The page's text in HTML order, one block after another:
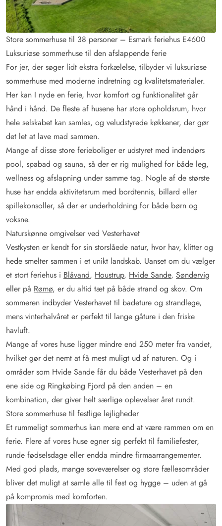
Store sommerhuse til 38 personer – Esmark feriehus E4600
Luksuriøse sommerhuse til den afslappende ferie
For jer, der søger lidt ekstra forkælelse, tilbyder vi luksuriøse
sommerhuse med moderne indretning og kvalitetsmaterialer.
Her kan I nyde en ferie, hvor komfort og funktionalitet går
hånd i hånd. De fleste af husene har store opholdsrum, hvor
hele selskabet kan samles, og veludstyrede køkkener, der gør
det let at lave mad sammen.
Mange af disse store ferieboliger er udstyret med indendørs
pool, spabad og sauna, så der er rig mulighed for både leg,
wellness og afslapning under samme tag. Nogle af de største
huse har endda aktivitetsrum med bordtennis, billard eller
spillekonsoller, så der er underholdning for både børn og
voksne.
Naturskønne omgivelser ved Vesterhavet
Vestkysten er kendt for sin storslåede natur, hvor hav, klitter og
hede smelter sammen i et unikt landskab. Uanset om du vælger
et stort feriehus i Blåvand, Houstrup, Hvide Sande, Søndervig
eller på Rømø, er du altid tæt på både strand og skov. Om
sommeren indbyder Vesterhavet til badeture og strandlege,
mens vinterhalvåret er perfekt til lange gåture i den friske
havluft.
Mange af vores huse ligger mindre end 250 meter fra vandet,
hvilket gør det nemt at få mest muligt ud af naturen. Og i
områder som Hvide Sande får du både Vesterhavet på den
ene side og Ringkøbing Fjord på den anden – en
kombination, der giver helt særlige oplevelser året rundt.
Store sommerhuse til festlige lejligheder
Et rummeligt sommerhus kan mere end at være rammen om en
ferie. Flere af vores huse egner sig perfekt til familiefester,
runde fødselsdage eller endda mindre firmaarrangementer.
Med god plads, mange soveværelser og store fællesområder
bliver det muligt at samle alle til fest og hygge – uden at gå
på kompromis med komforten.